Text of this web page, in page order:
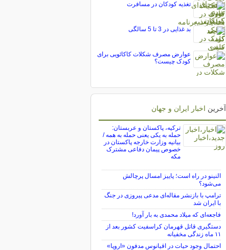
تغذیه کودکان در مسافرت
بد غذایی در 3 تا 5 سالگی
عوارض مصرف شکلات کاکائویی برای
کودک چیست؟
آخرین اخبار ایران و جهان
ترکیه، پاکستان و عربستان:
حمله به یکی یعنی حمله به همه /
بیانیه وزارت خارجه پاکستان در
خصوص پیمان دفاعی مشترک
مکه
النینو در راه است؛ پاییز امسال پرچالش
می‌شود؟
ترامپ با بازنشر مقاله‌ای مدعی پیروزی در جنگ
با ایران شد
فاجعه‌ای که میلاد محمدی به بار آورد!
دستگیری قاتل قهرمان کراسفیت کشور بعد از
۱۱ ماه زندگی مخفیانه
احتمال وجود حیات در اقیانوس مدفون «اروپا»